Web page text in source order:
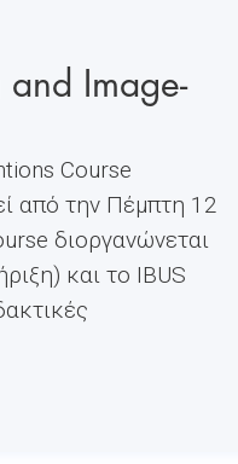
Image-
Course
από την Πέμπτη 12
διοργανώνεται
και το IBUS